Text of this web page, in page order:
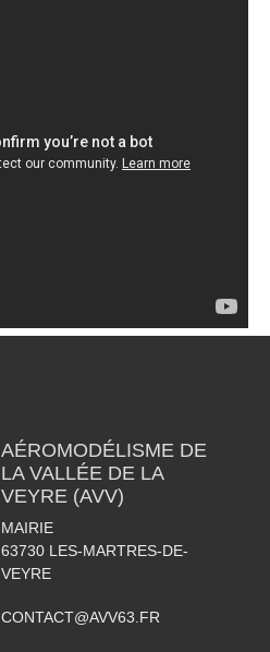
AÉROMODÉLISME DE
LA VALLÉE DE LA
VEYRE (AVV)
MAIRIE
63730 LES-MARTRES-DE-
VEYRE
CONTACT@AVV63.FR